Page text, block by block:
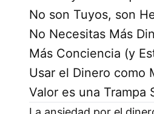
No son Tuyos, son
No Necesitas Más
Más Conciencia (y
Usar el Dinero como
Valor es una Trampa